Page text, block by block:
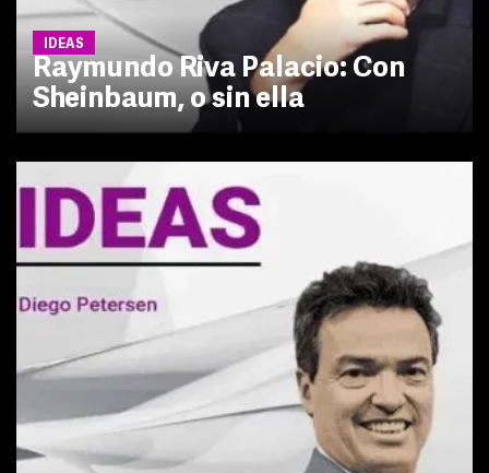
IDEAS
Raymundo Riva Palacio: Con
Sheinbaum, o sin ella